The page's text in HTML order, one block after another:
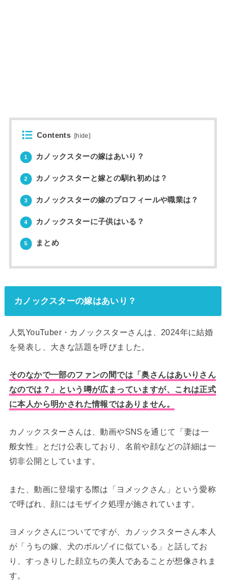
Contents [hide]
1 カノックスターの嫁はあいり？
2 カノックスターと嫁との馴れ初めは？
3 カノックスターの嫁のプロフィールや職業は？
4 カノックスターに子供はいる？
5 まとめ
カノックスターの嫁はあいり？
人気YouTuber・カノックスターさんは、2024年に結婚
を発表し、大きな話題を呼びました。
そのなかで一部のファンの間では「奥さんはあいりさん
なのでは？」という噂が広まっていますが、これは正式
に本人から明かされた情報ではありません。
カノックスターさんは、動画やSNSを通じて「妻は一
般女性」とだけ公表しており、名前や顔などの詳細は一
切非公開としています。
また、動画に登場する際は「ヨメックさん」という愛称
で呼ばれ、顔にはモザイク処理が施されています。
ヨメックさんについてですが、カノックスターさん本人
が「うちの嫁、犬のボルゾイに似ている」と話してお
り、すっきりした顔立ちの美人であることが想像されま
す。